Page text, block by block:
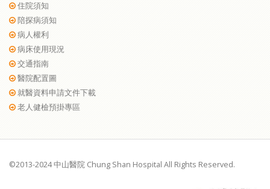
住院須知
陪探病須知
病人權利
病床使用現況
交通指南
醫院配置圖
就醫資料申請文件下載
老人健檢預掛專區
©2013-2024 中山醫院 Chung Shan Hospital All Rights Reserved.